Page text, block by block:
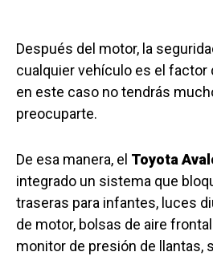
Después del motor, la
cualquier vehículo es el factor
en este caso no tendrás
preocuparte.
De esa manera, el Toyota
integrado un sistema que
traseras para infantes, luces
de motor, bolsas de aire
monitor de presión de llantas,